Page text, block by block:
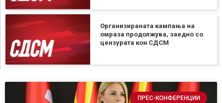
Организираната кампања на
омраза продолжува, заедно со
цензурата кон СДСМ
ПРЕС-КОНФЕРЕНЦИИ